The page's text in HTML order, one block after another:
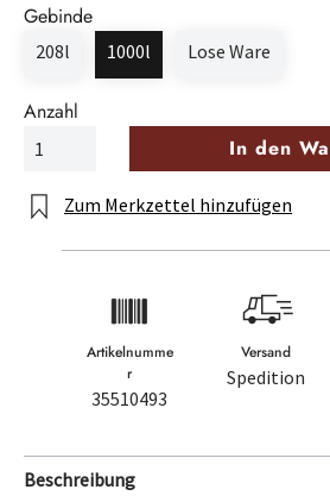
Gebinde
208l 1000l Lose Ware
Anzahl
In den
Zum Merkzettel hinzufügen
Artikelnumme
r
35510493
Versand
Spedition
Beschreibung